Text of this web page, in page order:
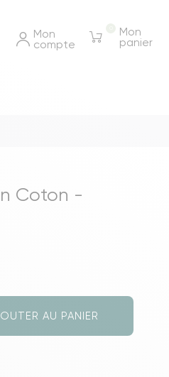
Mon
compte
Mon
panier
basse & appoints
Coton -
AU PANIER